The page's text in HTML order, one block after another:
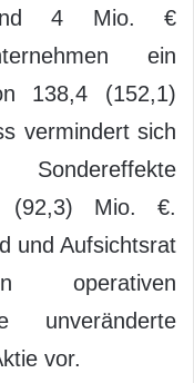
4 Mio. €
ein
138,4 (152,1)
vermindert sich
(92,3) Mio. €.
und Aufsichtsrat
operativen
unveränderte
vor.